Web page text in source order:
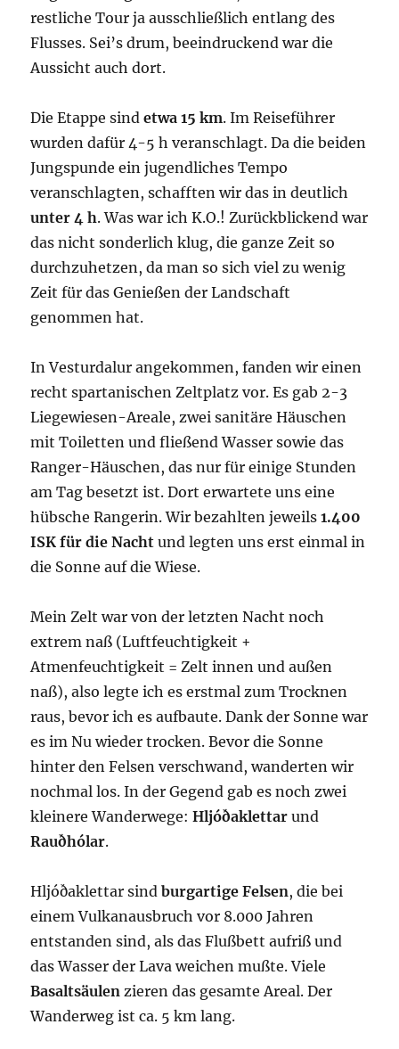
restliche Tour ja ausschließlich entlang des
Flusses. Sei’s drum, beeindruckend war die
Aussicht auch dort.
Die Etappe sindetwa 15 km. Im Reiseführer
wurden dafür 4-5 h veranschlagt. Da die beiden
Jungspunde ein jugendliches Tempo
veranschlagten, schafften wir das in deutlich
unter 4 h. Was war ich K.O.! Zurückblickend war
das nicht sonderlich klug, die ganze Zeit so
durchzuhetzen, da man so sich viel zu wenig
Zeit für das Genießen der Landschaft
genommen hat.
In Vesturdalur angekommen, fanden wir einen
recht spartanischen Zeltplatz vor. Es gab 2-3
Liegewiesen-Areale, zwei sanitäre Häuschen
mit Toiletten und fließend Wasser sowie das
Ranger-Häuschen, das nur für einige Stunden
am Tag besetzt ist. Dort erwartete uns eine
hübsche Rangerin. Wir bezahlten jeweils1.400
ISK für die Nacht und legten uns erst einmal in
die Sonne auf die Wiese.
Mein Zelt war von der letzten Nacht noch
extrem naß (Luftfeuchtigkeit +
Atmenfeuchtigkeit = Zelt innen und außen
naß), also legte ich es erstmal zum Trocknen
raus, bevor ich es aufbaute. Dank der Sonne war
es im Nu wieder trocken. Bevor die Sonne
hinter den Felsen verschwand, wanderten wir
nochmal los. In der Gegend gab es noch zwei
kleinere Wanderwege:Hljóðaklettar und
Rauðhólar.
Hljóðaklettar sindburgartige Felsen, die bei
einem Vulkanausbruch vor 8.000 Jahren
entstanden sind, als das Flußbett aufriß und
das Wasser der Lava weichen mußte. Viele
Basaltsäulen zieren das gesamte Areal. Der
Wanderweg ist ca. 5 km lang.